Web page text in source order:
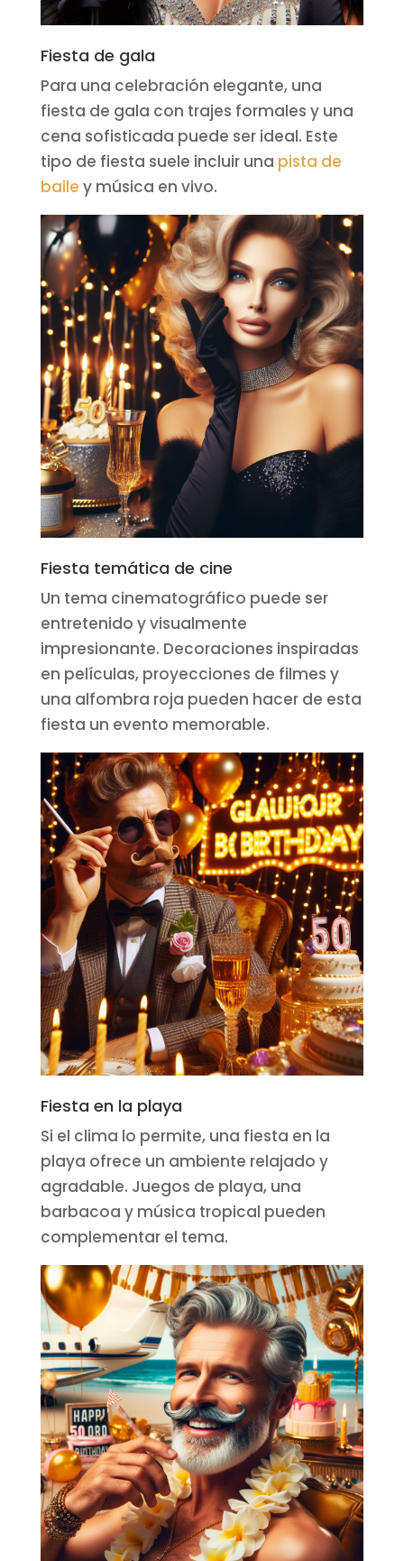
Fiesta de gala
Para una celebración elegante, una
fiesta de gala con trajes formales y una
cena sofisticada puede ser ideal. Este
tipo de fiesta suele incluir una pista de
baile y música en vivo.
Fiesta temática de cine
Un tema cinematográfico puede ser
entretenido y visualmente
impresionante. Decoraciones inspiradas
en películas, proyecciones de filmes y
una alfombra roja pueden hacer de esta
fiesta un evento memorable.
Fiesta en la playa
Si el clima lo permite, una fiesta en la
playa ofrece un ambiente relajado y
agradable. Juegos de playa, una
barbacoa y música tropical pueden
complementar el tema.